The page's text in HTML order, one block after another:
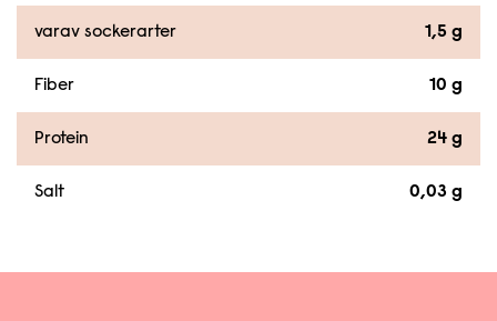
varav sockerarter 1,5 g
Fiber 10 g
Protein 24 g
Salt 0,03 g